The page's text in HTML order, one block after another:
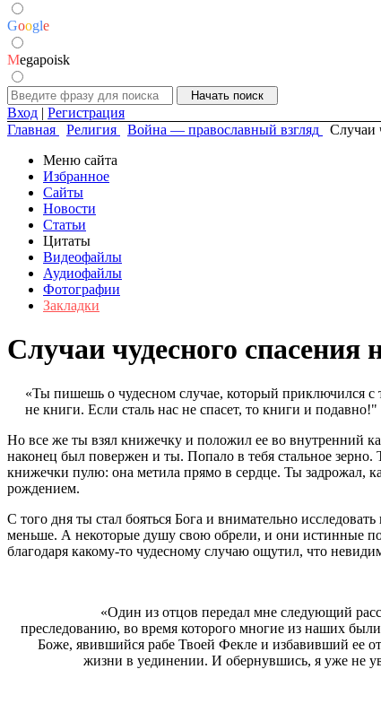
Google
Megapoisk
Вход | Регистрация
Главная
Религия Война — православный взгляд
Случаи
Меню сайта
Избранное
Сайты
Новости
Статьи
Цитаты
Видеофайлы
Аудиофайлы
Фотографии
Закладки
Случаи чудесного спасения
«Ты пишешь о чудесном случае, который приключился с
не книги. Если сталь нас не спасет, то книги и
Но все же ты взял книжечку и положил ее во внутренний
наконец был повержен и ты. Попало в тебя стальное зерно.
книжечки пулю: она метила прямо в сердце. Ты задрожал,
рождением.
С того дня ты стал бояться Бога и внимательно
меньше. А некоторые душу свою обрели, и они истинные
благодаря какому-то чудесному случаю ощутил, что
«Один из отцов передал мне следующий
преследованию, во время которого многие из наших
Боже, явившийся рабе Твоей Фекле и избавивший ее
жизни в уединении. И обернувшись, я уже не